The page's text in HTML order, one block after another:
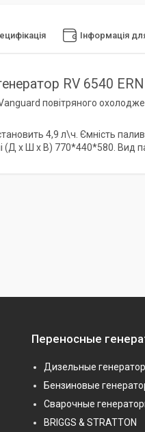
Інформація
RV 6540
повітряного
4,9 л\ч. Ємність
(Д х Ш х В) 770*440*580. Вид
Переносные
Дизельные
Бензиновые
Сварочные
BRIGGS & STRATTON